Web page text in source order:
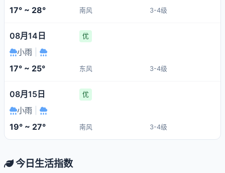
17° ~ 28° 南风 3-4级
08月14日 优
小雨
17° ~ 25° 东风 3-4级
08月15日 优
小雨
19° ~ 27° 南风 3-4级
今日生活指数